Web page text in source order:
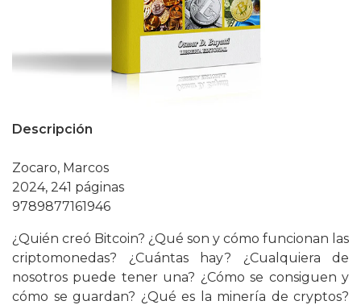
Descripción
Zocaro, Marcos
2024, 241 páginas
9789877161946
¿Quién creó Bitcoin? ¿Qué son y cómo funcionan las
criptomonedas? ¿Cuántas hay? ¿Cualquiera de
nosotros puede tener una? ¿Cómo se consiguen y
cómo se guardan? ¿Qué es la minería de cryptos?